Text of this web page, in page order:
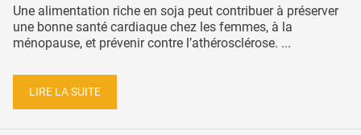
Une alimentation riche en soja peut contribuer à préserver
une bonne santé cardiaque chez les femmes, à la
ménopause, et prévenir contre l’athérosclérose. ...
LIRE LA SUITE